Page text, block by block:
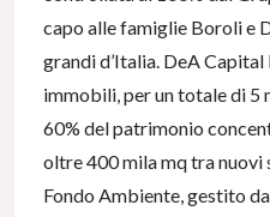
capo alle famiglie Boroli e
grandi d’Italia. DeA Capital
immobili, per un totale di 5
60% del patrimonio
oltre 400 mila mq tra nuovi
Fondo Ambiente, gestito